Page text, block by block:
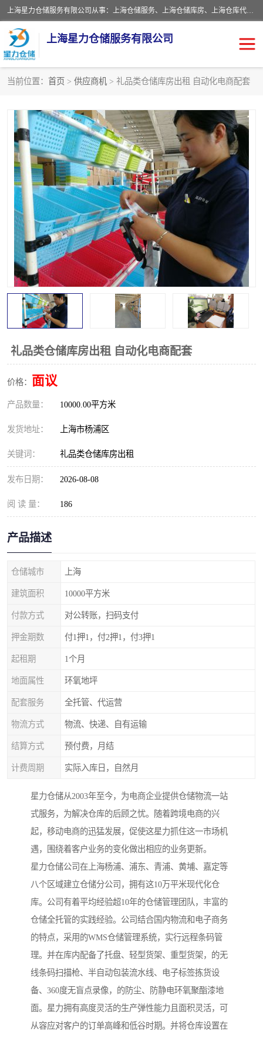
上海星力仓储服务有限公司从事：上海仓储服务、上海仓储库房、上海仓库代运营、上海仓库对外出租、上海仓库外包、上海三方仓储、上海电商仓储代发、上海电商代发货仓库、上海托管仓库、上海仓储配送。上海星力仓储服务有限公司现在拥有100个分仓、10万余平方的标准库房，精炼员工几百名，与几千家客户合作，公司已跻身上海仓储行业前列。欢迎来电咨询！
上海星力仓储服务有限公司
当前位置： 首页 > 供应商机 > 礼品类仓储库房出租 自动化电商配套
礼品类仓储库房出租 自动化电商配套
价格： 面议
产品数量： 10000.00平方米
发货地址： 上海市杨浦区
关键词： 礼品类仓储库房出租
发布日期： 2026-08-08
阅 读 量： 186
产品描述
仓储城市 上海
建筑面积 10000平方米
付款方式 对公转账，扫码支付
押金期数 付1押1，付2押1，付3押1
起租期 1个月
地面属性 环氧地坪
配套服务 全托管、代运营
物流方式 物流、快递、自有运输
结算方式 预付费，月结
计费周期 实际入库日，自然月
星力仓储从2003年至今，为电商企业提供仓储物流一站
式服务，为解决仓库的后顾之忧。随着跨境电商的兴
起，移动电商的迅猛发展，促使这星力抓住这一市场机
遇，围绕着客户业务的变化做出相应的业务更新。
星力仓储公司在上海杨浦、浦东、青浦、黄埔、嘉定等
八个区域建立仓储分公司，拥有这10万平米现代化仓
库。公司有着平均经验超10年的仓储管理团队，丰富的
仓储全托管的实践经验。公司结合国内物流和电子商务
的特点，采用的WMS仓储管理系统，实行远程条码管
理。并在库内配备了托盘、轻型货架、重型货架，的无
线条码扫描枪、半自动包装流水线、电子标签拣货设
备、360度无盲点录像，的防尘、防静电环氧聚酯漆地
面。星力拥有高度灵活的生产弹性能力且面积灵活，可
从容应对客户的订单高峰和低谷时期。并将仓库设置在
上海仓储配送 上海仓库外包
上海仓库代运营 上海托管仓库
上海第三方仓储 上海仓储服务
仓储 上海电商代发货仓库
上海托管仓库